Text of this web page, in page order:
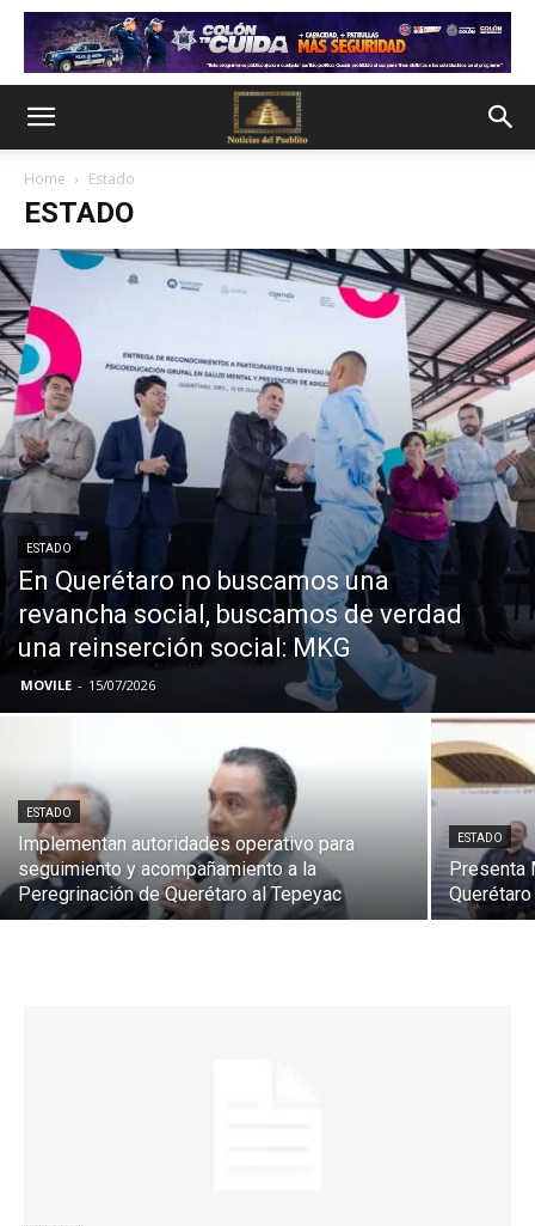
Home Estado
ESTADO
ESTADO
En Querétaro no buscamos una
revancha social, buscamos de verdad
una reinserción social: MKG
MOVILE - 15/07/2026
ESTADO
Implementan autoridades operativo para
seguimiento y acompañamiento a la
Peregrinación de Querétaro al Tepeyac
ESTADO
Presenta